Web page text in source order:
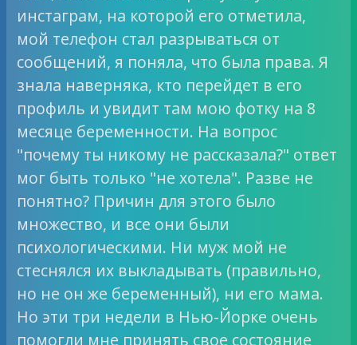
инстаграм, на которой его отметила,
мой телефон стал разрываться от
сообщений, я поняла, что была права. Я
знала наверняка, кто перейдет в его
профиль и увидит там мою фотку на 8
месяце беременности. На вопрос
"почему ты никому не рассказала?" ответ
мог быть только "не хотела". Разве не
понятно? Причин для этого было
множество, и все они были
психологическими. Ни муж мой не
стеснялся их выкладывать (правильно,
но не он же беременный), ни его мама.
Но эти три недели в Нью-Йорке очень
помогли мне принять свое состояние